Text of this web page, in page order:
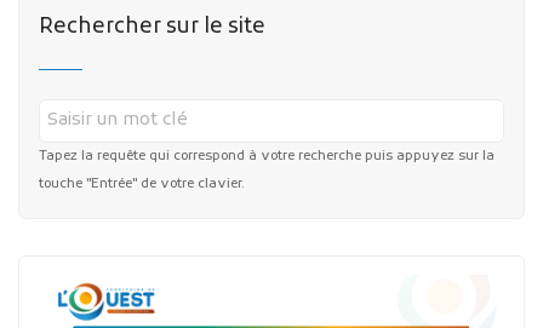
Rechercher sur le site
Tapez la requête qui correspond à votre recherche puis appuyez sur la
touche "Entrée" de votre clavier.